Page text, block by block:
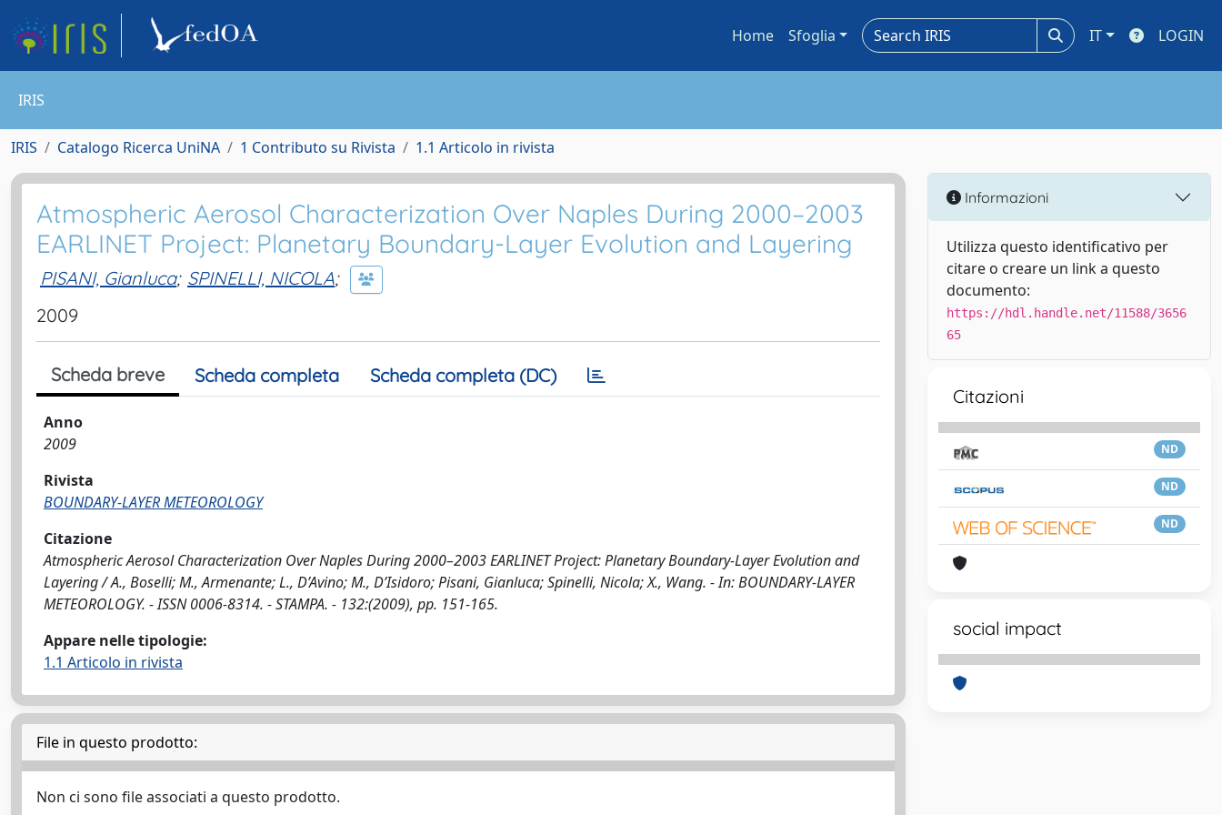
Home Sfoglia IT LOGIN
IRIS
IRIS Catalogo Ricerca UniNA 1 Contributo su Rivista 1.1 Articolo in rivista
Atmospheric Aerosol Characterization Over Naples During 2000–2003
EARLINET Project: Planetary Boundary-Layer Evolution and Layering
PISANI, Gianluca; SPINELLI, NICOLA;
2009
Scheda breve Scheda completa Scheda completa (DC)
Anno
2009
Rivista
BOUNDARY-LAYER METEOROLOGY
Citazione
Atmospheric Aerosol Characterization Over Naples During 2000–2003 EARLINET Project: Planetary Boundary-Layer Evolution and
Layering / A., Boselli; M., Armenante; L., D’Avino; M., D’Isidoro; Pisani, Gianluca; Spinelli, Nicola; X., Wang. - In: BOUNDARY-LAYER
METEOROLOGY. - ISSN 0006-8314. - STAMPA. - 132:(2009), pp. 151-165.
Appare nelle tipologie:
1.1 Articolo in rivista
File in questo prodotto:
Non ci sono file associati a questo prodotto.
Informazioni
Utilizza questo identificativo per
citare o creare un link a questo
documento:
https://hdl.handle.net/11588/3656
65
Citazioni
ND
ND
ND
social impact